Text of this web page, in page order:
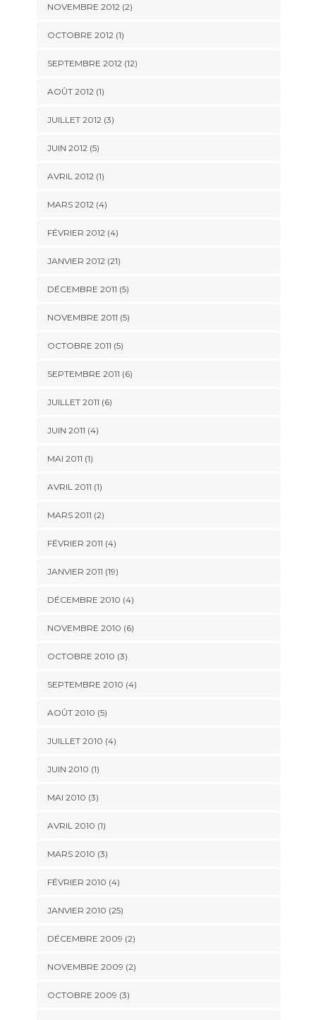
NOVEMBRE 2012 (2)
OCTOBRE 2012 (1)
SEPTEMBRE 2012 (12)
AOÛT 2012 (1)
JUILLET 2012 (3)
JUIN 2012 (5)
AVRIL 2012 (1)
MARS 2012 (4)
FÉVRIER 2012 (4)
JANVIER 2012 (21)
DÉCEMBRE 2011 (5)
NOVEMBRE 2011 (5)
OCTOBRE 2011 (5)
SEPTEMBRE 2011 (6)
JUILLET 2011 (6)
JUIN 2011 (4)
MAI 2011 (1)
AVRIL 2011 (1)
MARS 2011 (2)
FÉVRIER 2011 (4)
JANVIER 2011 (19)
DÉCEMBRE 2010 (4)
NOVEMBRE 2010 (6)
OCTOBRE 2010 (3)
SEPTEMBRE 2010 (4)
AOÛT 2010 (5)
JUILLET 2010 (4)
JUIN 2010 (1)
MAI 2010 (3)
AVRIL 2010 (1)
MARS 2010 (3)
FÉVRIER 2010 (4)
JANVIER 2010 (25)
DÉCEMBRE 2009 (2)
NOVEMBRE 2009 (2)
OCTOBRE 2009 (3)